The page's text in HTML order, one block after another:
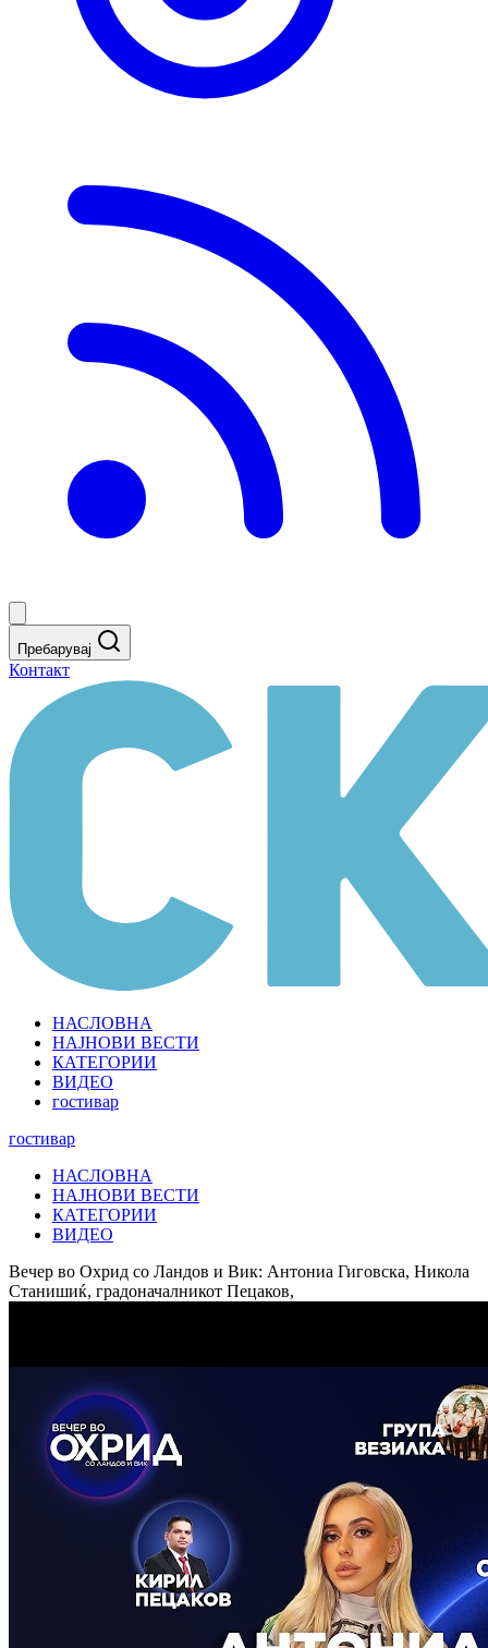
Пребарувај
Контакт
НАСЛОВНА
НАЈНОВИ ВЕСТИ
КАТЕГОРИИ
ВИДЕО
гостивар
гостивар
НАСЛОВНА
НАЈНОВИ ВЕСТИ
КАТЕГОРИИ
ВИДЕО
Вечер во Охрид со Ландов и Вик: Антониа Гиговска, Никола
Станишиќ, градоначалникот Пецаков,